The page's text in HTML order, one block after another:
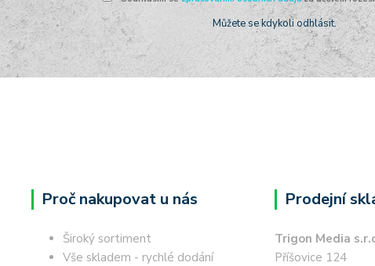
Můžete se kdykoli odhlásit.
Proč nakupovat u nás
Široký sortiment
Vše skladem - rychlé dodání
Prodejní
Trigon Media
Příšovice 124